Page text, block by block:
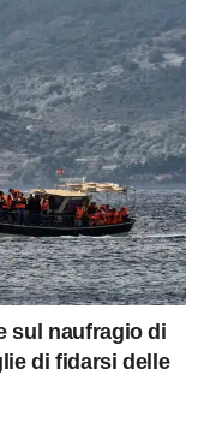
sul naufragio di
di fidarsi delle